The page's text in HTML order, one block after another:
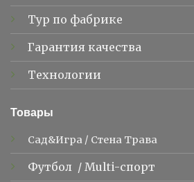
Тур по фабрике
Гарантия качества
Технологии
Товары
Сад&Игра/ Стена Трава
Футбол / Multi-спорт